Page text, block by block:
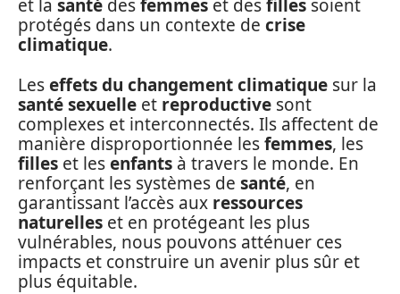
et la santé desfemmes et desfilles soient
protégés dans un contexte de crise
climatique.
Leseffets du changement climatique sur la
santé sexuelle et reproductive sont
complexes et interconnectés. Ils affectent de
manière disproportionnée lesfemmes, les
filles et lesenfants à travers le monde. En
renforçant les systèmes de santé, en
garantissant l’accès aux ressources
naturelles et en protégeant les plus
vulnérables, nous pouvons atténuer ces
impacts et construire un avenir plus sûr et
plus équitable.